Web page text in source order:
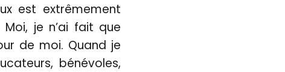
est extrêmement
je n’ai fait que
de moi. Quand je
bénévoles,